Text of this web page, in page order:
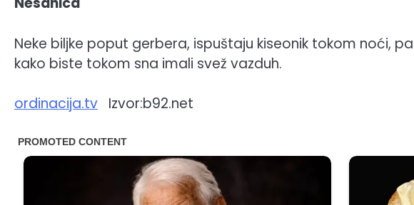
Neke biljke poput gerbera, ispuštaju kiseonik tokom noći,
kako biste tokom sna imali svež vazduh.
ordinacija.tv Izvor:b92.net